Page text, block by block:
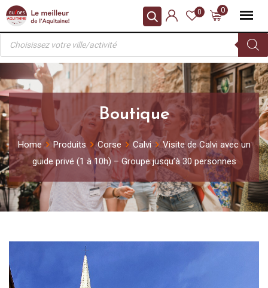
Skip
content
0
0
Recherche
produits
Boutique
Home Produits Corse Calvi
Visite de Calvi avec un
guide privé (1 à 10h) – Groupe jusqu’à 30 personnes